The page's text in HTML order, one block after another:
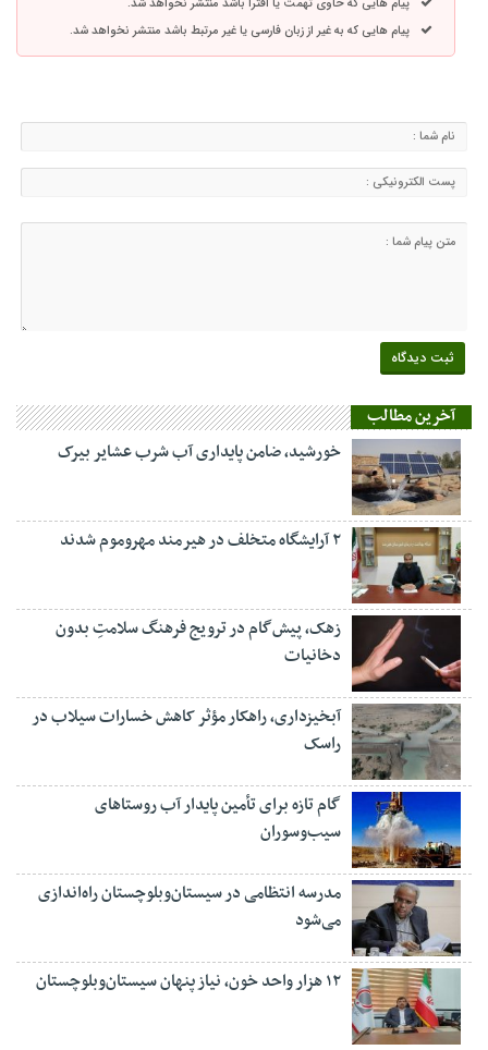
پیام هایی که حاوی تهمت یا افترا باشد منتشر نخواهد شد.
پیام هایی که به غیر از زبان فارسی یا غیر مرتبط باشد منتشر نخواهد شد.
آخرین مطالب
خورشید، ضامن پایداری آب شرب عشایر بیرک
۲ آرایشگاه متخلف در هیرمند مهروموم شدند
زهک، پیش‌گام در ترویج فرهنگ سلامتِ بدون
دخانیات
آبخیزداری، راهکار مؤثر کاهش خسارات سیلاب در
راسک
گام تازه برای تأمین پایدار آب روستاهای
سیب‌وسوران
مدرسه انتظامی در سیستان‌وبلوچستان راه‌اندازی
می‌شود
۱۲ هزار واحد خون، نیاز پنهان سیستان‌وبلوچستان